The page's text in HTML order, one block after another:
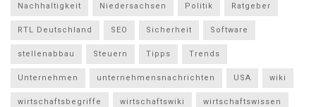
Nachhaltigkeit Niedersachsen Politik Ratgeber
RTL Deutschland SEO Sicherheit Software
stellenabbau Steuern Tipps Trends
Unternehmen unternehmensnachrichten USA wiki
wirtschaftsbegriffe wirtschaftswiki wirtschaftswissen